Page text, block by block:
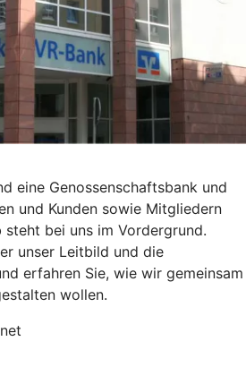
eine Genossenschaftsbank und
und Kunden sowie Mitgliedern
bei uns im Vordergrund.
unser Leitbild und die
erfahren Sie, wie wir gemeinsam
wollen.